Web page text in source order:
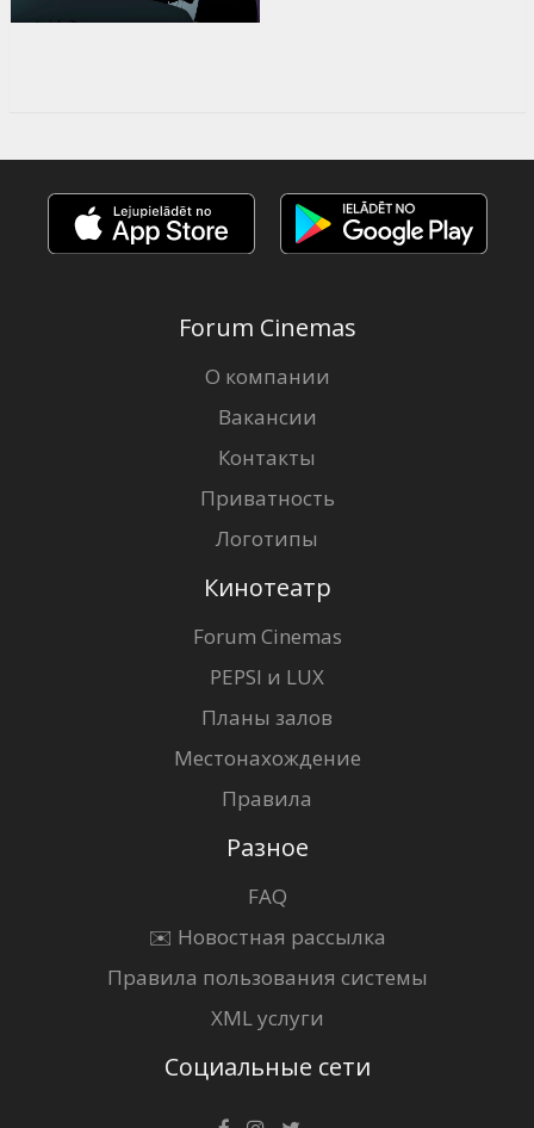
Forum Cinemas
О компании
Вакансии
Контакты
Приватность
Логотипы
Кинотеатр
Forum Cinemas
PEPSI и LUX
Планы залов
Местонахождение
Правила
Разное
FAQ
✉️ Новостная рассылка
Правила пользования системы
XML услуги
Социальные сети